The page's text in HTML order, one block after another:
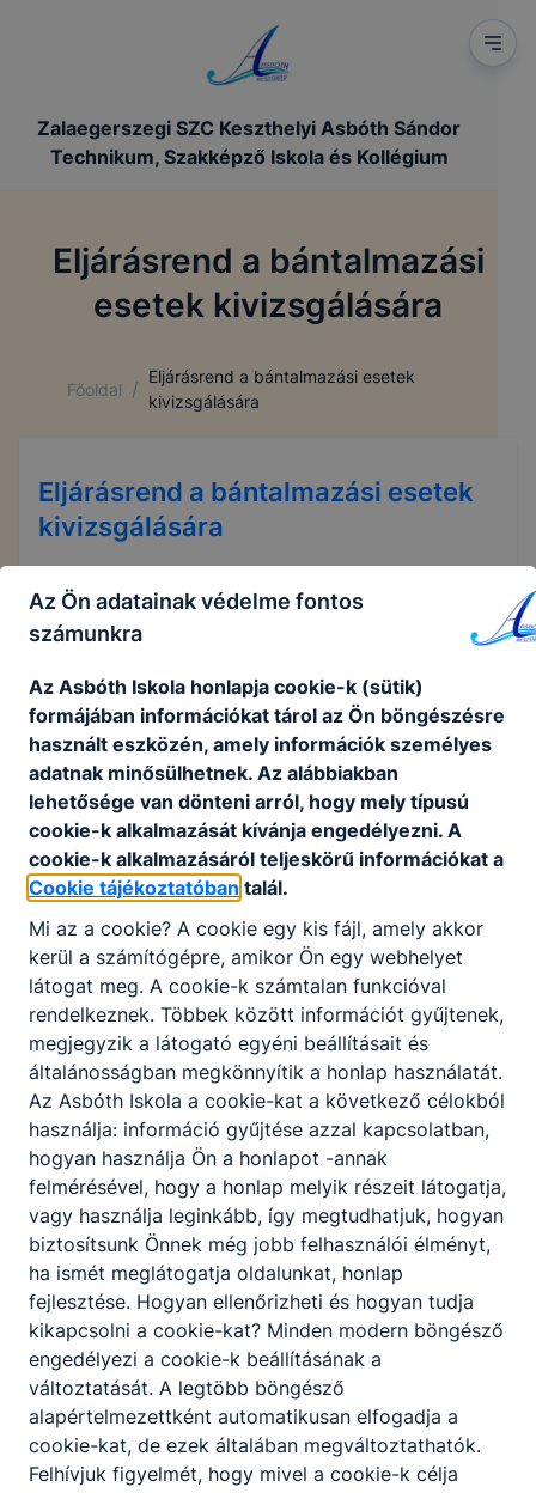
Zalaegerszegi SZC Keszthelyi Asbóth Sándor
Technikum, Szakképző Iskola és Kollégium
Eljárásrend a bántalmazási
esetek kivizsgálására
Főoldal /
Eljárásrend a bántalmazási esetek
kivizsgálására
Eljárásrend a bántalmazási esetek
kivizsgálására
Eljárásrend a bántalmazási esetek
Csatolt fájlok
Zalaegerszegi SZC Keszthelyi Asbóth -Eljárá
srend a szakképző intézményben a gyermek
ek és fiatal felnőttek bántalmazási eseteinek
kivizsgálására
Letöltés
Partnereink
Az Ön adatainak védelme fontos
számunkra
Az Asbóth Iskola honlapja cookie-k (sütik)
formájában információkat tárol az Ön böngészésre
használt eszközén, amely információk személyes
adatnak minősülhetnek. Az alábbiakban
lehetősége van dönteni arról, hogy mely típusú
cookie-k alkalmazását kívánja engedélyezni. A
cookie-k alkalmazásáról teljeskörű információkat a
Cookie tájékoztatóban talál.
Mi az a cookie? A cookie egy kis fájl, amely akkor
kerül a számítógépre, amikor Ön egy webhelyet
látogat meg. A cookie-k számtalan funkcióval
rendelkeznek. Többek között információt gyűjtenek,
megjegyzik a látogató egyéni beállításait és
általánosságban megkönnyítik a honlap használatát.
Az Asbóth Iskola a cookie-kat a következő célokból
használja: információ gyűjtése azzal kapcsolatban,
hogyan használja Ön a honlapot -annak
felmérésével, hogy a honlap melyik részeit látogatja,
vagy használja leginkább, így megtudhatjuk, hogyan
biztosítsunk Önnek még jobb felhasználói élményt,
ha ismét meglátogatja oldalunkat, honlap
fejlesztése. Hogyan ellenőrizheti és hogyan tudja
kikapcsolni a cookie-kat? Minden modern böngésző
engedélyezi a cookie-k beállításának a
változtatását. A legtöbb böngésző
alapértelmezettként automatikusan elfogadja a
cookie-kat, de ezek általában megváltoztathatók.
Felhívjuk figyelmét, hogy mivel a cookie-k célja